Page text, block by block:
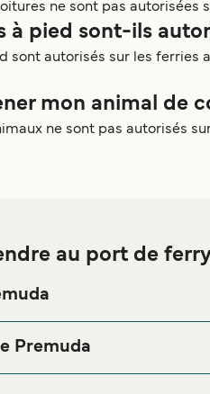
ne sont pas autorisées
à pied sont-ils
sont autorisés sur les ferries
mon animal de
ne sont pas autorisés
au port de
visiter notre page
Premuda